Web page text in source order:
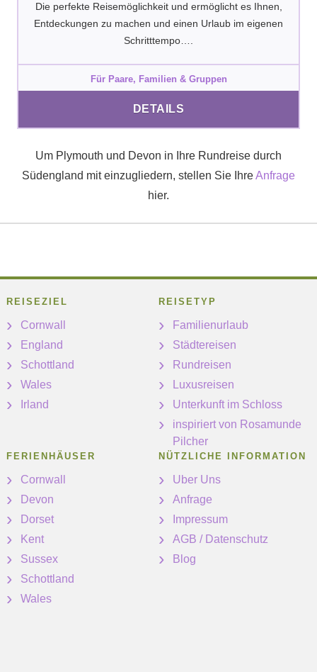
Die perfekte Reisemöglichkeit und ermöglicht es Ihnen,
Entdeckungen zu machen und einen Urlaub im eigenen
Schritttempo….
Für Paare, Familien & Gruppen
DETAILS
Um Plymouth und Devon in Ihre Rundreise durch
Südengland mit einzugliedern, stellen Sie IhreAnfrage
hier.
REISEZIEL
Cornwall
England
Schottland
Wales
Irland
REISETYP
Familienurlaub
Städtereisen
Rundreisen
Luxusreisen
Unterkunft im Schloss
inspiriert von Rosamunde
Pilcher
FERIENHÄUSER
Cornwall
Devon
Dorset
Kent
Sussex
Schottland
Wales
NÜTZLICHE INFORMATION
Uber Uns
Anfrage
Impressum
AGB / Datenschutz
Blog